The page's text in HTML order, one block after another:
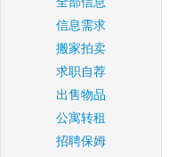
信息需求
搬家拍卖
求职自荐
出售物品
公寓转租
招聘保姆